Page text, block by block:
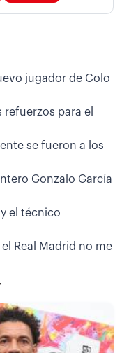
jugador de Colo
refuerzos para el
se fueron a los
Gonzalo García
el técnico
Real Madrid no me